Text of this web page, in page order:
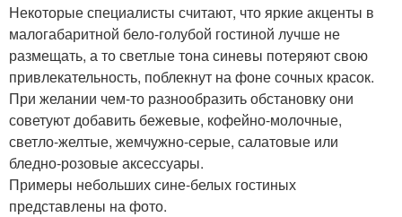
Некоторые специалисты считают, что яркие акценты в
малогабаритной бело-голубой гостиной лучше не
размещать, а то светлые тона синевы потеряют свою
привлекательность, поблекнут на фоне сочных красок.
При желании чем-то разнообразить обстановку они
советуют добавить бежевые, кофейно-молочные,
светло-желтые, жемчужно-серые, салатовые или
бледно-розовые аксессуары.
Примеры небольших сине-белых гостиных
представлены на фото.